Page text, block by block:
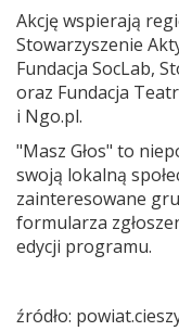
Akcję wspierają
Stowarzyszenie
Fundacja SocLab,
oraz Fundacja
i Ngo.pl.
"Masz Głos" to
swoją lokalną
zainteresowane
formularza
edycji programu.
źródło: